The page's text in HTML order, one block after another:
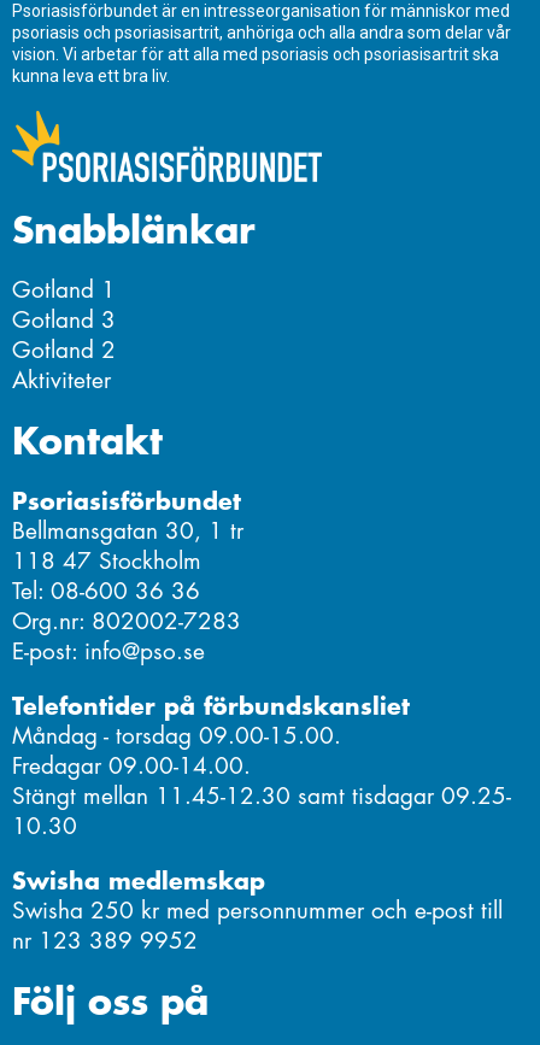
Psoriasisförbundet är en intresseorganisation för människor med
psoriasis och psoriasisartrit, anhöriga och alla andra som delar vår
vision. Vi arbetar för att alla med psoriasis och psoriasisartrit ska
kunna leva ett bra liv.
Kontakt
Psoriasisförbundet
Bellmansgatan 30, 1 tr
118 47 Stockholm
Tel: 08-600 36 36
Org.nr: 802002-7283
E-post: info@pso.se
Telefontider på förbundskansliet
Måndag - torsdag 09.00-15.00.
Fredagar 09.00-14.00.
Stängt mellan 11.45-12.30 samt tisdagar 09.25-
10.30
Swisha medlemskap
Swisha 250 kr med personnummer och e-post till
nr 123 389 9952
Snabblänkar
Gotland 1
Gotland 3
Gotland 2
Aktiviteter
Följ oss på